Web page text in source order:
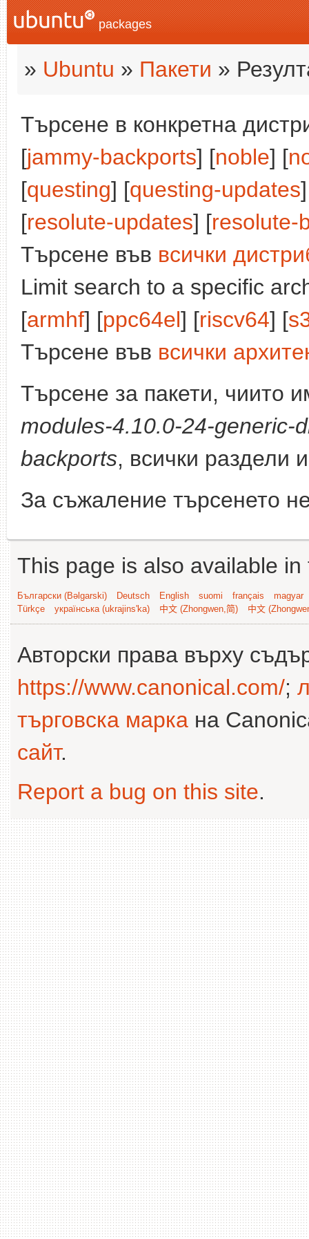
packages
» Ubuntu » Пакети »
Търсене в конкретна
[jammy-backports] [noble] [
[questing] [questing-updates
[resolute-updates] [resolute-
Търсене във всички
Limit search to a specific
[armhf] [ppc64el] [riscv64] [
Търсене във всички
Търсене за пакети, чиито
modules-4.10.0-24-generic-
backports, всички раздели
За съжаление търсенето
This page is also available
Български (Bəlgarski) Deutsch English suomi français
magyar
Türkçe
українська (ukrajins'ka) 中文 (Zhongwen,简) 中文
Авторски права върху
https://www.canonical.com/;
търговска марка на
сайт.
Report a bug on this site.